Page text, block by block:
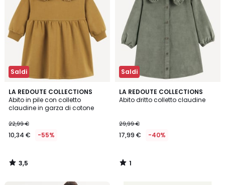
Saldi
LA REDOUTE COLLECTIONS
Abito in pile con colletto
claudine in garza di cotone
22,99 €
10,34 € -55%
3,5
/ 5
3,5
/
Saldi
LA REDOUTE COLLECTIONS
Abito dritto colletto claudine
29,99 €
17,99 € -40%
1
/
1
/